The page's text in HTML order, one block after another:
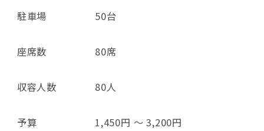
駐車場 50台
座席数 80席
収容人数 80人
予算 1,450円 ～ 3,200円